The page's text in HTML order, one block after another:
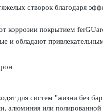
створок благодаря
коррозии покрытием
и обладают
для систем "жизни без
алюминия или полированной